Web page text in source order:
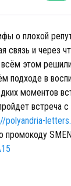
о плохой
связь и через
этом
подходе в
моментов
встреча
polyandria-
промокоду